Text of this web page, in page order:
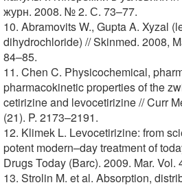
журн. 2008. № 2. С. 73–77.
10. Abramovits W., Gupta A. Xyzal
dihydrochloride) // Skinmed. 2008,
84–85.
11. Chen C. Physicochemical,
pharmacokinetic properties of the
cetirizine and levocetirizine // Curr
(21). P. 2173–2191.
12. Klimek L. Levocetirizine: from
potent modern–day treatment of
Drugs Today (Barc). 2009. Mar. Vol.
13. Strolin M. et al. Absorption,